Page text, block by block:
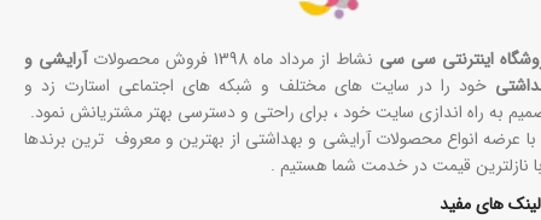
اینترنتی سی سی نشاط از مرداد ماه 1398 فروش محصولات
آرایشی و
خود را در سایت های مختلف و شبکه های اجتماعی استارت زد و
به راه اندازی سایت خود ، برای راحتی و دسترسی بهتر مشتریانش نمود.
با عرضه انواع محصولات آرایشی و بهداشتی از بهترین و معروف ترین برندها
نازلترین قیمت در خدمت شما هستیم .
لینک های مفید